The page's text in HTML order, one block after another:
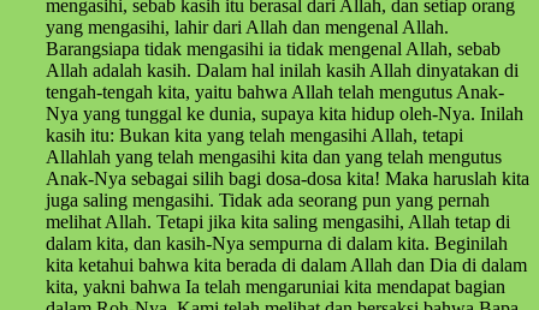
mengasihi, sebab kasih itu berasal dari Allah, dan setiap orang
yang mengasihi, lahir dari Allah dan mengenal Allah.
Barangsiapa tidak mengasihi ia tidak mengenal Allah, sebab
Allah adalah kasih. Dalam hal inilah kasih Allah dinyatakan di
tengah-tengah kita, yaitu bahwa Allah telah mengutus Anak-
Nya yang tunggal ke dunia, supaya kita hidup oleh-Nya. Inilah
kasih itu: Bukan kita yang telah mengasihi Allah, tetapi
Allahlah yang telah mengasihi kita dan yang telah mengutus
Anak-Nya sebagai silih bagi dosa-dosa kita! Maka haruslah kita
juga saling mengasihi. Tidak ada seorang pun yang pernah
melihat Allah. Tetapi jika kita saling mengasihi, Allah tetap di
dalam kita, dan kasih-Nya sempurna di dalam kita. Beginilah
kita ketahui bahwa kita berada di dalam Allah dan Dia di dalam
kita, yakni bahwa Ia telah mengaruniai kita mendapat bagian